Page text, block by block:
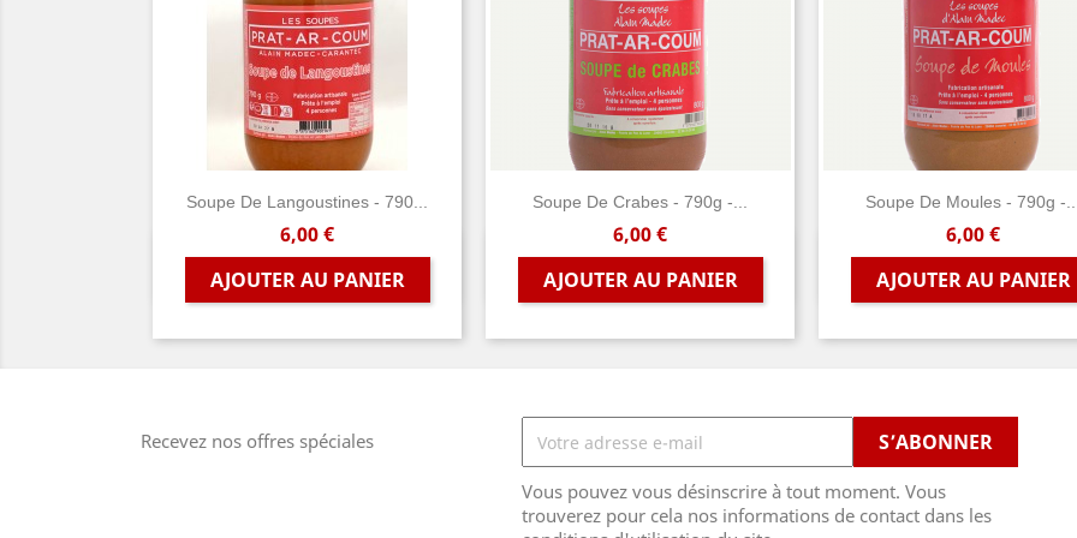
Soupe De Langoustines - 790...
Prix
6,00 €
AJOUTER AU PANIER
Aperçu rapide
Soupe De Crabes - 790g -...
Prix
6,00 €
AJOUTER AU PANIER
Aperçu rapide
Soupe De Moules - 790g -
Prix
6,00 €
AJOUTER AU PANIER
Aperçu rapide
Recevez nos offres spéciales
Vous pouvez vous désinscrire à tout moment. Vous
trouverez pour cela nos informations de contact dans les